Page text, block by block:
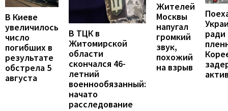
В Киеве
увеличилось
число
погибших в
результате
обстрела 5
августа
В ТЦК в
Житомирской
области
скончался 46-
летний
военнообязанный:
начато
расследование
Жителей
Москвы
напугал
громкий
звук,
похожий
на взрыв
ради